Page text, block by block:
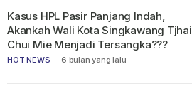
HOT NEWS - 6 bulan yang lalu
Kasus HPL Pasir Panjang Indah,
Akankah Wali Kota Singkawang Tjhai
Chui Mie Menjadi Tersangka???